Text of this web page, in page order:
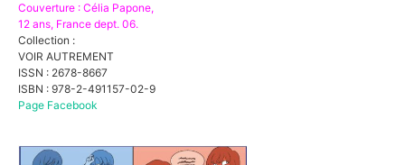
Couverture : Célia Papone,
12 ans, France dept. 06.
Collection :
VOIR AUTREMENT
ISSN : 2678-8667
ISBN : 978-2-491157-02-9
Page Facebook